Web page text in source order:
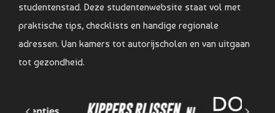
studentenstad. Deze studentenwebsite staat vol met
praktische tips, checklists en handige regionale
adressen. Van kamers tot autorijscholen en van uitgaan
tot gezondheid.